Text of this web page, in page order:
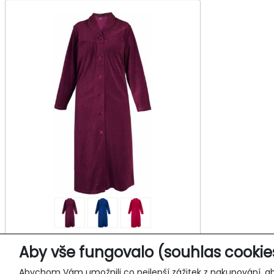
Aby vše fungovalo (souhlas
Dámský plyšový župan VOTAJA
801